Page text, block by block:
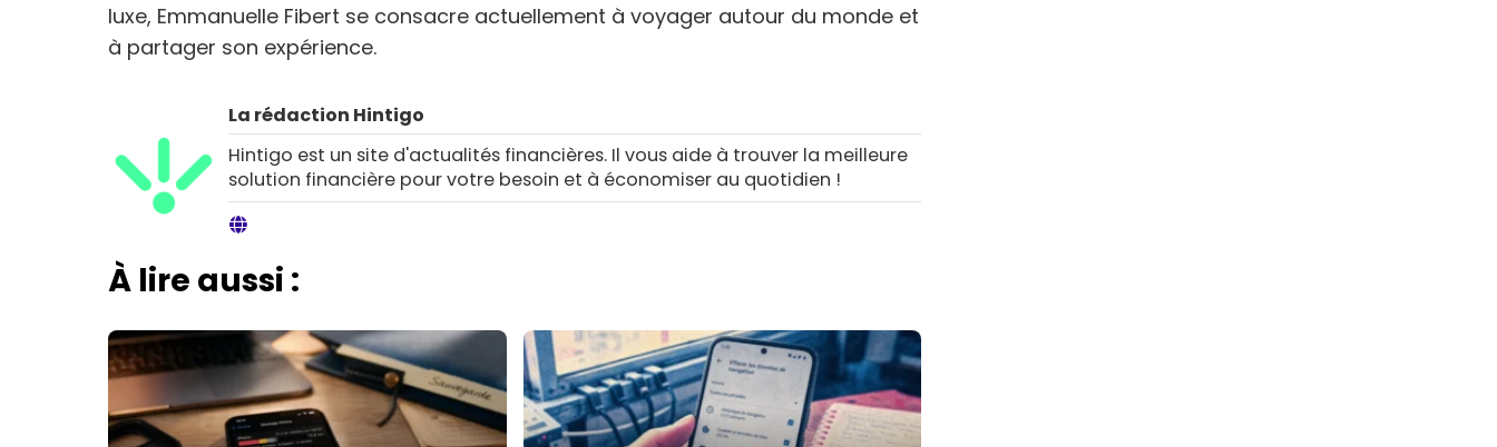
luxe, Emmanuelle Fibert se consacre actuellement à voyager autour du monde et
à partager son expérience.
La rédaction Hintigo
Hintigo est un site d'actualités financières. Il vous aide à trouver la meilleure
solution financière pour votre besoin et à économiser au quotidien !
À lire aussi :